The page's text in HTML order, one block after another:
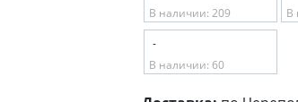
В наличии: 209
В
-
В наличии: 60